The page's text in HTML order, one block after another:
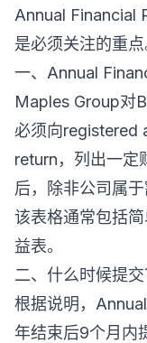
Annual Financial
是必须关注的重点
一、Annual
Maples Group对
必须向registered
return，列出一定
后，除非公司属于
该表格通常包括
益表。
二、什么时候提交
根据说明，
年结束后9个月内